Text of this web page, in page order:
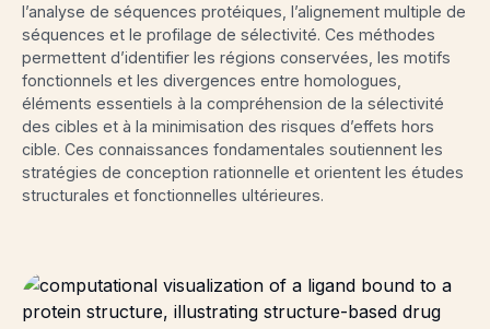
l’analyse de séquences protéiques, l’alignement multiple de
séquences et le profilage de sélectivité. Ces méthodes
permettent d’identifier les régions conservées, les motifs
fonctionnels et les divergences entre homologues,
éléments essentiels à la compréhension de la sélectivité
des cibles et à la minimisation des risques d’effets hors
cible. Ces connaissances fondamentales soutiennent les
stratégies de conception rationnelle et orientent les études
structurales et fonctionnelles ultérieures.